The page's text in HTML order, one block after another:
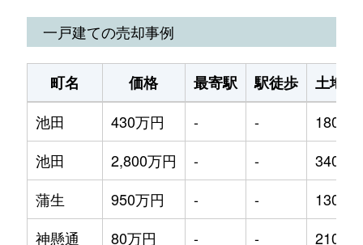
古江
30万円 - -
195m²
安田
400万円 - - 165m²
一戸建ての売却事例
町名 価格 最寄駅 駅徒歩
土地面
池田
430万円 - -
180m²
池田
2,800万円 - -
340m²
蒲生
950万円 - -
130m²
神懸通
80万円 - - 210m²